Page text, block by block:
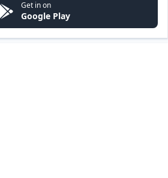
Get in on
Google Play